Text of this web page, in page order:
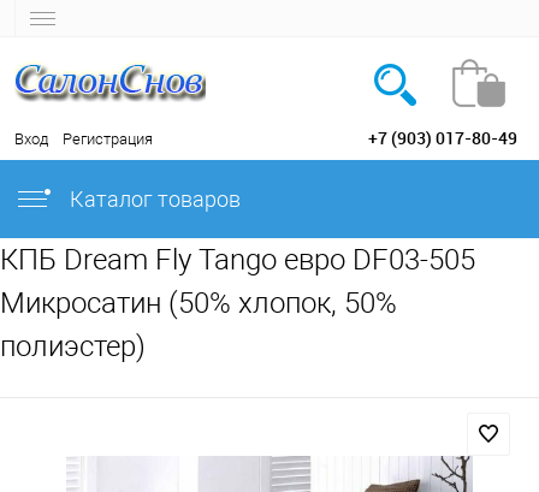
Вход Регистрация +7 (903) 017-80-49
Каталог товаров
КПБ Dream Fly Tango евро DF03-505
Микросатин (50% хлопок, 50%
полиэстер)